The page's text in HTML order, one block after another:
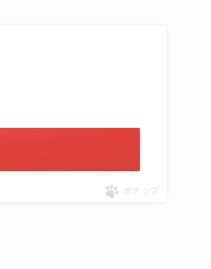
ポチップ